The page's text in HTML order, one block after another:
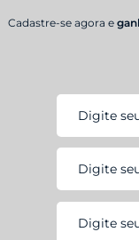
Cadastre-se agora e